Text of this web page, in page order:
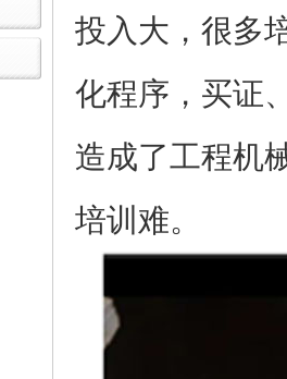
投入大，很多
化程序，买证
造成了工程机
培训难。